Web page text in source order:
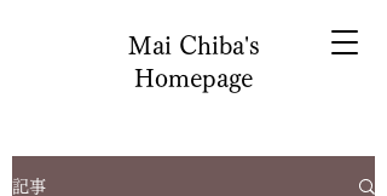
Mai Chiba's
Homepage
記事